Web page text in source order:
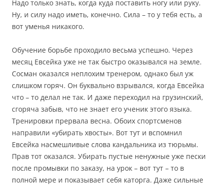
Надо только знать, когда куда поставить ногу или руку.
Ну, и силу надо иметь, конечно. Сила – то у тебя есть, а
вот уменья никакого.
Обучение борьбе проходило весьма успешно. Через
месяц Евсейка уже не так быстро оказывался на земле.
Сосман оказался неплохим тренером, однако был уж
слишком горяч. Он буквально взрывался, когда Евсейка
что – то делал не так. И даже переходил на грузинский,
сгоряча забыв, что не знает его ученик этого языка.
Тренировки прервала весна. Обоих спортсменов
направили «убирать хвосты». Вот тут и вспомнил
Евсейка насмешливые слова кандальника из тюрьмы.
Прав тот оказался. Убирать пустые ненужные уже пески
после промывки по заказу, на урок – вот тут – то в
полной мере и показывает себя каторга. Даже сильные